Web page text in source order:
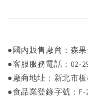
●國內販售廠商：森
●客服服務電話：02-
●廠商地址：新北市
●食品業登錄字號：F-